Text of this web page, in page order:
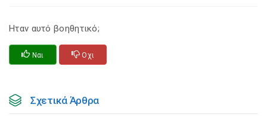
Ηταν αυτό βοηθητικό;
Ναι Οχι
Σχετικά Άρθρα